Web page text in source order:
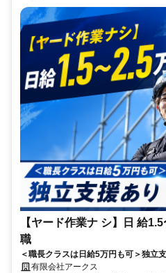
【ヤード作業ナ シ】日 給
職
＜職長クラスは日給5万円も可＞独立
評価有限会社アークス